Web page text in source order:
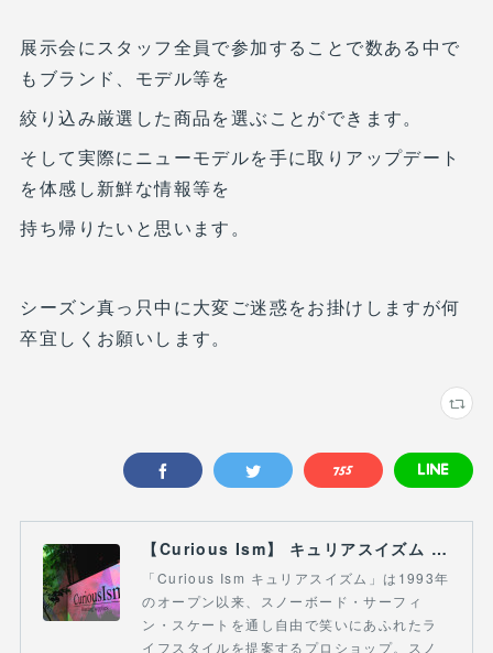
展示会にスタッフ全員で参加することで数ある中で
もブランド、モデル等を
絞り込み厳選した商品を選ぶことができます。
そして実際にニューモデルを手に取りアップデート
を体感し新鮮な情報等を
持ち帰りたいと思います。
シーズン真っ只中に大変ご迷惑をお掛けしますが何
卒宜しくお願いします。
【Curious Ism】 キュリアスイズム l スノーボードショップ サーフショップ 福島県 会津若松市 郡山市 通販
「Curious Ism キュリアスイズム」は1993年
のオープン以来、スノーボード・サーフィ
ン・スケートを通し自由で笑いにあふれたラ
イフスタイルを提案するプロショップ。スノ